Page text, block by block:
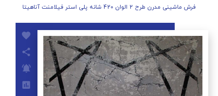
فرش ماشینی مدرن طرح 2 الوان 420 شانه پلی استر فیلامنت آناهیتا